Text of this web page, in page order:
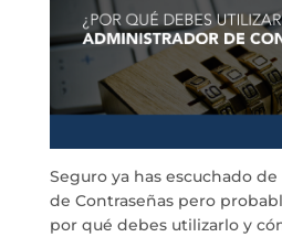
Seguro ya has escuchado
de Contraseñas pero
por qué debes utilizarlo y